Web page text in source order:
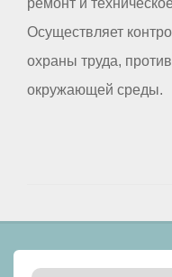
Осуществляет
охраны труда,
окружающей среды.